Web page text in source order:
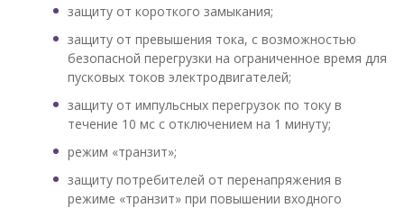
защиту от короткого замыкания;
защиту от превышения тока, с возможностью
безопасной перегрузки на ограниченное время для
пусковых токов электродвигателей;
защиту от импульсных перегрузок по току в
течение 10 мс с отключением на 1 минуту;
режим «транзит»;
защиту потребителей от перенапряжения в
режиме «транзит» при повышении входного